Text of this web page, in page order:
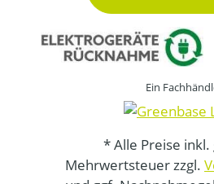
Ein
* Alle Preise inkl.
Mehrwertsteuer zzgl.